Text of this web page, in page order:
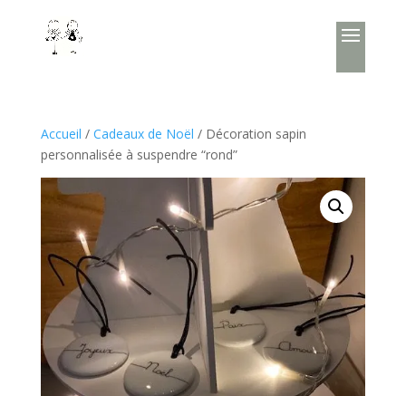
Accueil / Cadeaux de Noël / Décoration sapin
personnalisée à suspendre “rond”